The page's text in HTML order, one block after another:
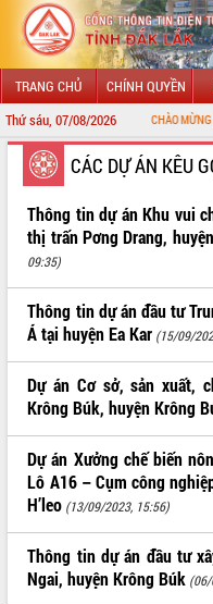
TRANG CHỦ CHÍNH QUYỀN
Thứ sáu, 07/08/2026 CHÀO MỪNG ĐẾN
GIỚI THIỆU
LÃNH ĐẠO UBND TỈNH
TIN TỨC SỰ KIỆN
SỞ, BAN, NGÀNH
UBND CÁC XÃ, PHƯỜNG
THÔNG TIN CHỈ ĐẠO ĐIỀU HÀNH
VĂN BẢN HĐND TỈNH
ĐIỂM TIN VĂN BẢN
QUY HOẠCH - KẾ HOẠCH
CÁC DỰ ÁN KÊU
Thông tin dự án Khu vui
thị trấn Pơng Drang,
09:35)
Thông tin dự án đầu tư
Á tại huyện Ea Kar (15/09/
Dự án Cơ sở, sản xuất,
Krông Búk, huyện Krông
Dự án Xưởng chế biến
Lô A16 – Cụm công
H’leo (13/09/2023, 15:56)
Thông tin dự án đầu tư
Ngai, huyện Krông Búk